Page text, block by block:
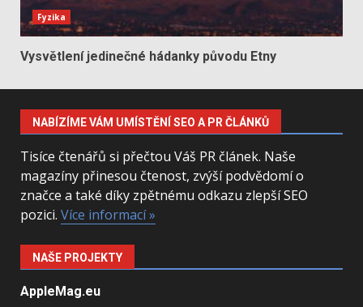
Fyzika
Vysvětlení jedinečné hádanky původu Etny
NABÍZÍME VÁM UMÍSTĚNÍ SEO A PR ČLÁNKŮ
Tisíce čtenářů si přečtou Váš PR článek. Naše
magazíny přinesou čtenost, zvýší podvědomí o
značce a také díky zpětnému odkazu zlepší SEO
pozici. Více informací »
NAŠE PROJEKTY
AppleMag.eu